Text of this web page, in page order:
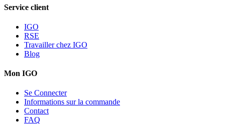
Service client
IGO
RSE
Travailler chez IGO
Blog
Mon IGO
Se Connecter
Informations sur la commande
Contact
FAQ